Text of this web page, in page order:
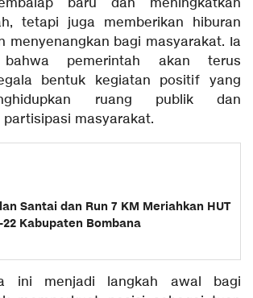
baru dan meningkatkan
tetapi juga memberikan hiburan
menyenangkan bagi masyarakat. Ia
bahwa pemerintah akan terus
bentuk kegiatan positif yang
ruang publik dan
masyarakat.
Santai dan Run 7 KM Meriahkan HUT
22 Kabupaten Bombana
ini menjadi langkah awal bagi